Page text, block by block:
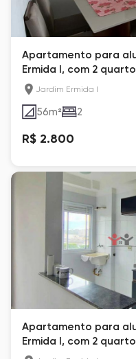
Apartamento para
Ermida I, com 2
LIVING
Jardim Ermida I
56m² 2
R$ 2.800
Apartamento para
Ermida I, com 2